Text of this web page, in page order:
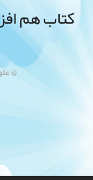
کتاب هم
@